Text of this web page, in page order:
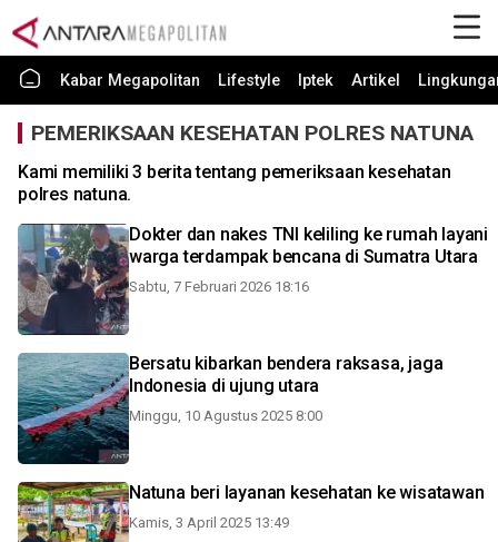
Kabar Megapolitan Lifestyle Iptek Artikel
PEMERIKSAAN KESEHATAN POLRES NATUNA
Kami memiliki 3 berita tentang pemeriksaan kesehatan
polres natuna.
Dokter dan nakes TNI keliling ke rumah layani
warga terdampak bencana di Sumatra Utara
Sabtu, 7 Februari 2026 18:16
Bersatu kibarkan bendera raksasa, jaga
Indonesia di ujung utara
Minggu, 10 Agustus 2025 8:00
Natuna beri layanan kesehatan ke wisatawan
Kamis, 3 April 2025 13:49